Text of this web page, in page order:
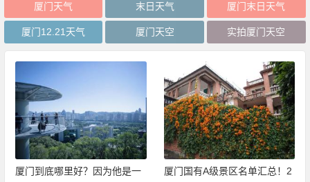
厦门天气 末日天气 厦门末日天气
厦门12.21天气 厦门天空 实拍厦门天空
厦门到底哪里好？因为他是一
厦门国有A级景区名单汇总！2